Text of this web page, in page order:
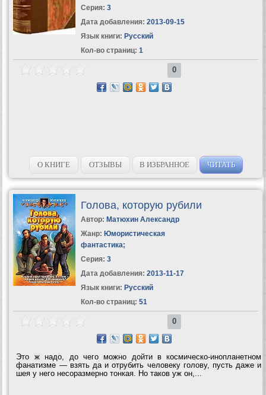
Серия: 3
Дата добавления: 2013-09-15
Язык книги: Русский
Кол-во страниц: 1
0
О КНИГЕ ОТЗЫВЫ В ИЗБРАННОЕ ЧИТАТЬ
Голова, которую рубили
Автор: Матюхин Александр
Жанр: Юмористическая
фантастика;
Серия: 3
Дата добавления: 2013-11-17
Язык книги: Русский
Кол-во страниц: 51
0
Это ж надо, до чего можно дойти в космическо-инопланетном
фанатизме — взять да и отрубить человеку голову, пусть даже и
шея у него несоразмерно тонкая. Но таков уж он,...